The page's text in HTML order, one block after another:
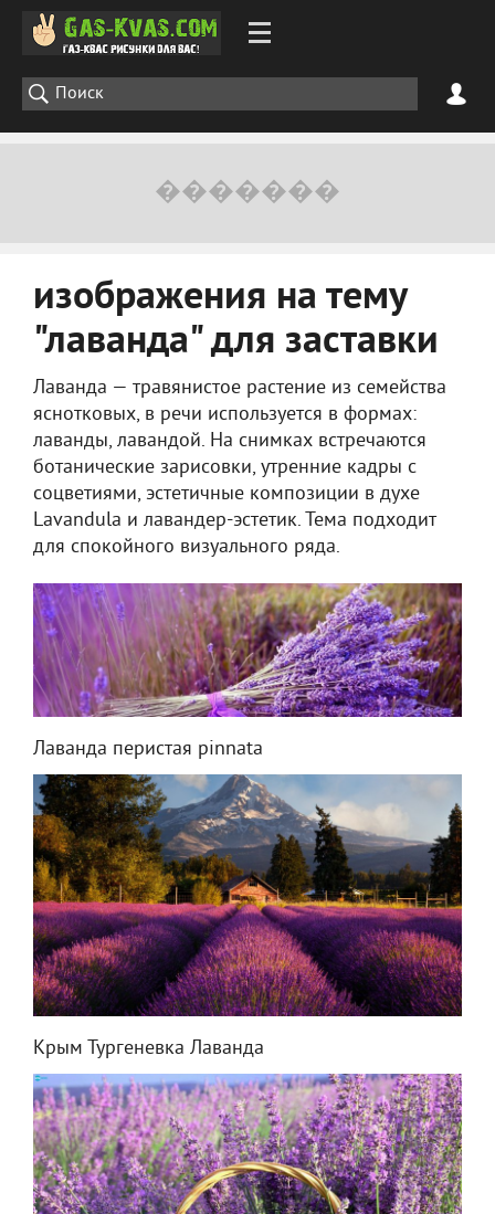
изображения на тему
"лаванда" для заставки
Лаванда — травянистое растение из семейства
яснотковых, в речи используется в формах:
лаванды, лавандой. На снимках встречаются
ботанические зарисовки, утренние кадры с
соцветиями, эстетичные композиции в духе
Lavandula и лавандер-эстетик. Тема подходит
для спокойного визуального ряда.
Лаванда перистая pinnata
Крым Тургеневка Лаванда